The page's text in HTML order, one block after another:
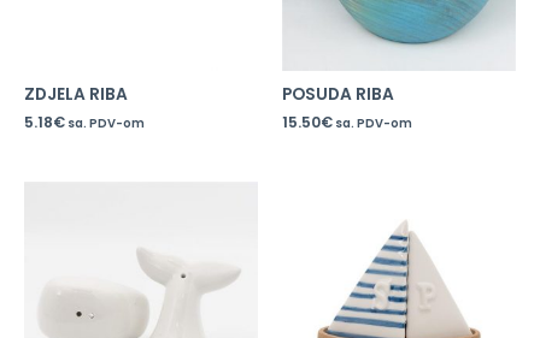
ZDJELA RIBA
5.18€ sa. PDV-om
POSUDA RIBA
15.50€ sa. PDV-om